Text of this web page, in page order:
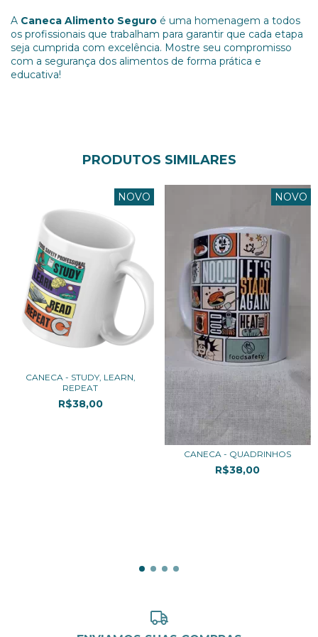
A Caneca Alimento Seguro é uma homenagem a todos
os profissionais que trabalham para garantir que cada etapa
seja cumprida com excelência. Mostre seu compromisso
com a segurança dos alimentos de forma prática e
educativa!
PRODUTOS SIMILARES
NOVO
CANECA - STUDY, LEARN,
REPEAT
R$38,00
NOVO
CANECA - QUADRINHOS
R$38,00